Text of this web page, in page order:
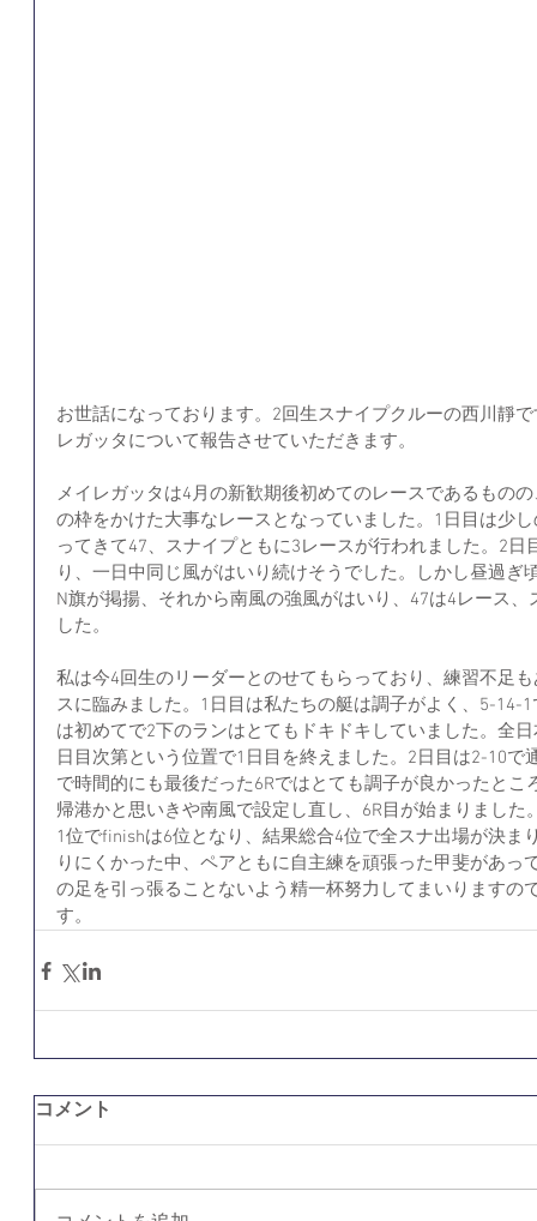
お世話になっております。2回生スナイプクルーの西川靜
レガッタについて報告させていただきます。
メイレガッタは4月の新歓期後初めてのレースであるもの
の枠をかけた大事なレースとなっていました。1日目は少
ってきて47、スナイプともに3レースが行われました。2
り、一日中同じ風がはいり続けそうでした。しかし昼過ぎ
N旗が掲揚、それから南風の強風がはいり、47は4レース
した。
私は今4回生のリーダーとのせてもらっており、練習不足
スに臨みました。1日目は私たちの艇は調子がよく、5-14-
は初めてで2下のランはとてもドキドキしていました。全
日目次第という位置で1日目を終えました。2日目は2-10で
で時間的にも最後だった6Rではとても調子が良かったと
帰港かと思いきや南風で設定し直し、6R目が始まりまし
1位でfinishは6位となり、結果総合4位で全スナ出場が決ま
りにくかった中、ペアともに自主練を頑張った甲斐があっ
の足を引っ張ることないよう精一杯努力してまいりますの
す。
コメント